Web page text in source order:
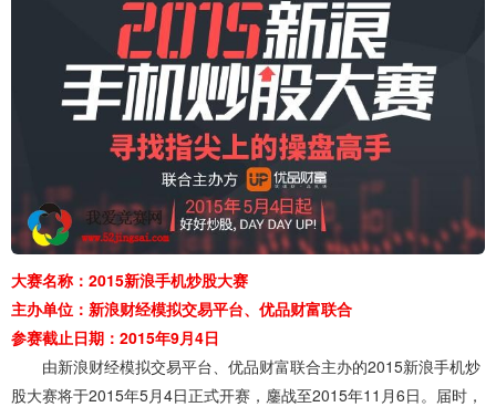
大赛名称：2015新浪手机炒股大赛
主办单位：新浪财经模拟交易平台、优品财富联合
参赛截止日期：2015年9月4日
由新浪财经模拟交易平台、优品财富联合主办的2015新浪手机炒
股大赛将于2015年5月4日正式开赛，鏖战至2015年11月6日。届时，